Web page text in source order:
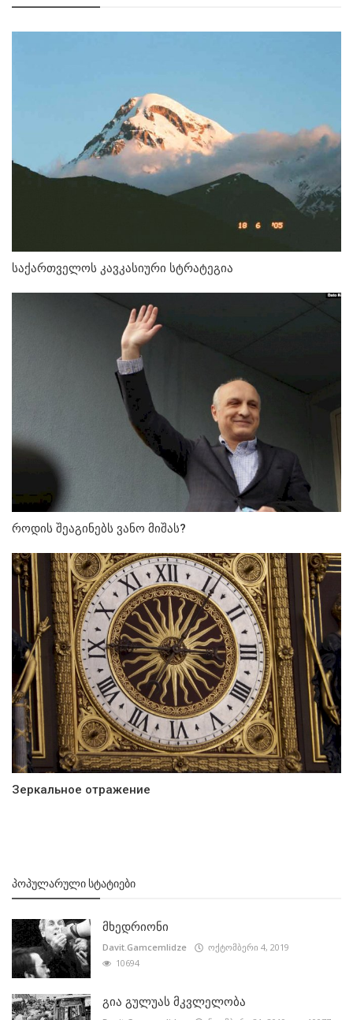
საქართველოს კავკასიური სტრატეგია
როდის შეაგინებს ვანო მიშას?
Зеркальное отражение
ᲞᲝᲞᲣᲚᲐᲠᲣᲚᲘ ᲡᲢᲐᲢᲘᲔᲑᲘ
მხედრიონი
Davit.Gamcemlidze
ოქტომბერი 4, 2019
10694
გია გულუას მკვლელობა